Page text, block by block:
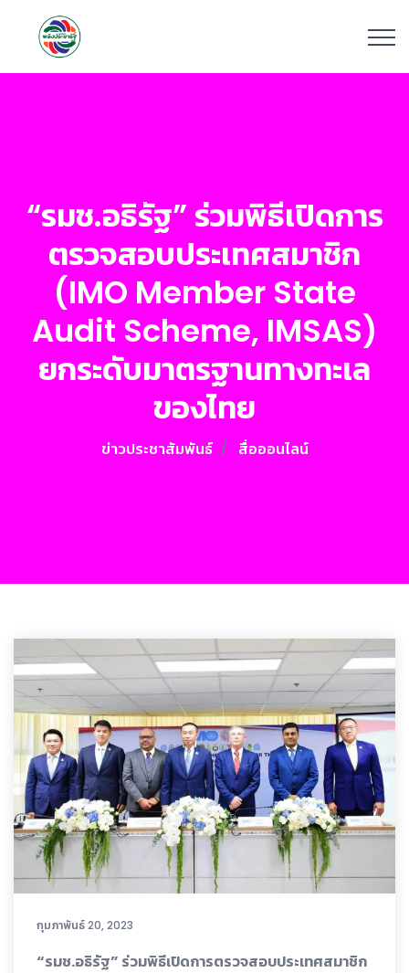
“รมช.อธิรัฐ” ร่วมพิธีเปิดการ
ตรวจสอบประเทศสมาชิก
(IMO Member State
Audit Scheme, IMSAS)
ยกระดับมาตรฐานทางทะเล
ของไทย
ข่าวประชาสัมพันธ์ สื่อออนไลน์
กุมภาพันธ์ 20, 2023
“รมช.อธิรัฐ” ร่วมพิธีเปิดการตรวจสอบประเทศสมาชิก